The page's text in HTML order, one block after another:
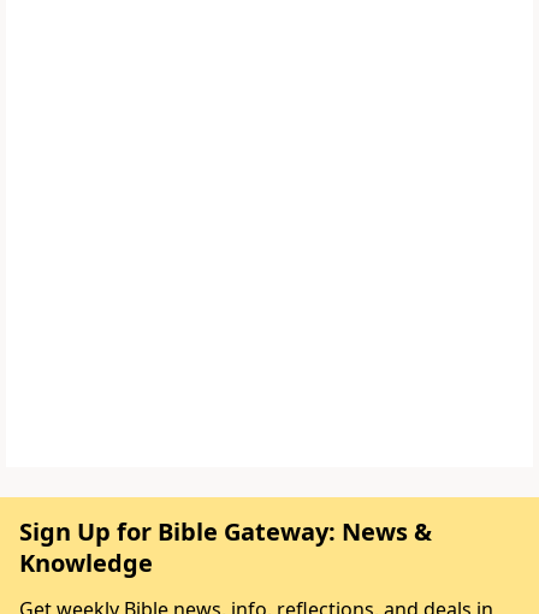
Sign Up for Bible Gateway: News &
Knowledge